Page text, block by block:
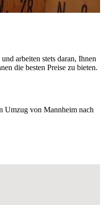
und arbeiten stets daran, Ihnen
die besten Preise zu bieten.
Umzug von Mannheim nach